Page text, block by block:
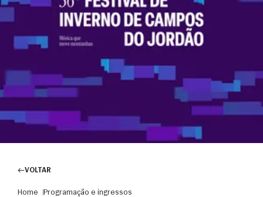
VOLTAR
Home Programação e ingressos